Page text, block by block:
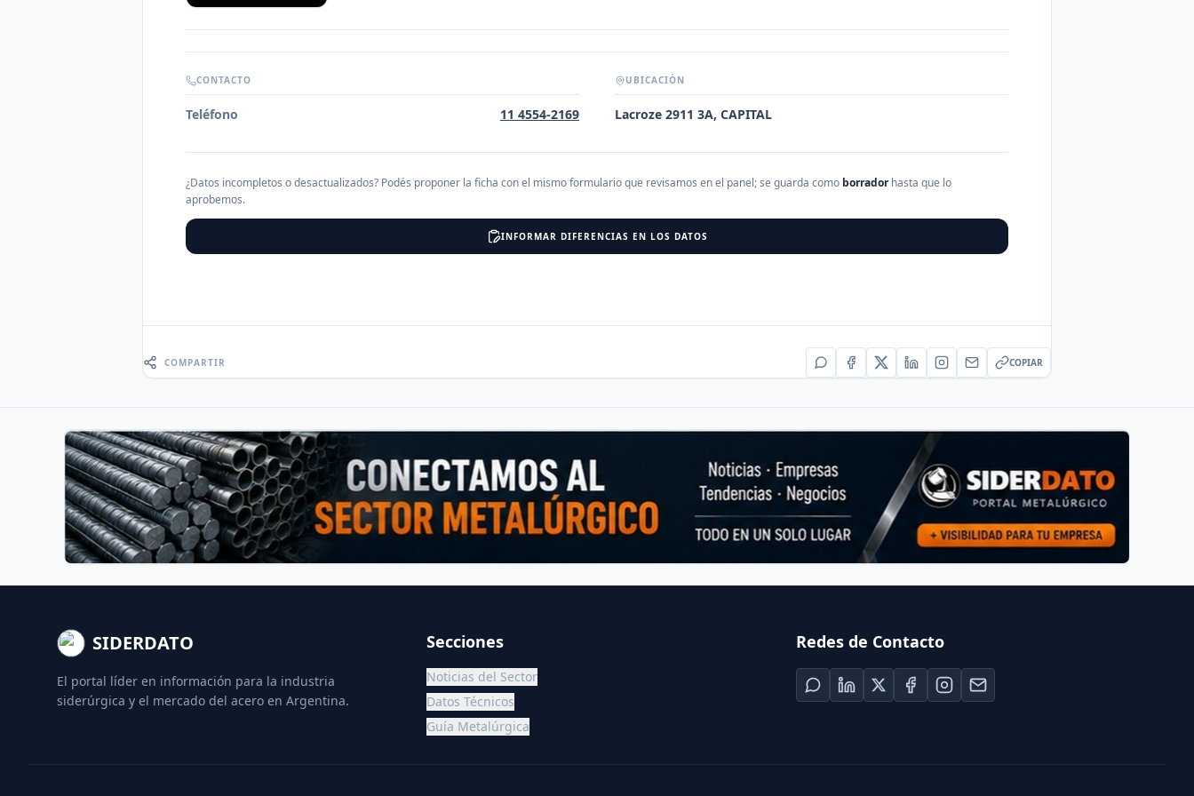
CONTACTO
Teléfono 11 4554-2169
UBICACIÓN
Lacroze 2911 3A, CAPITAL
¿Datos incompletos o desactualizados? Podés proponer la ficha con el mismo formulario que revisamos en el panel; se guarda como borradorhasta que lo
aprobemos.
INFORMAR DIFERENCIAS EN LOS DATOS
COMPARTIR COPIAR
SIDERDATO
El portal líder en información para la industria
siderúrgica y el mercado del acero en Argentina.
Secciones
Noticias del Sector
Datos Técnicos
Guía Metalúrgica
Redes de Contacto